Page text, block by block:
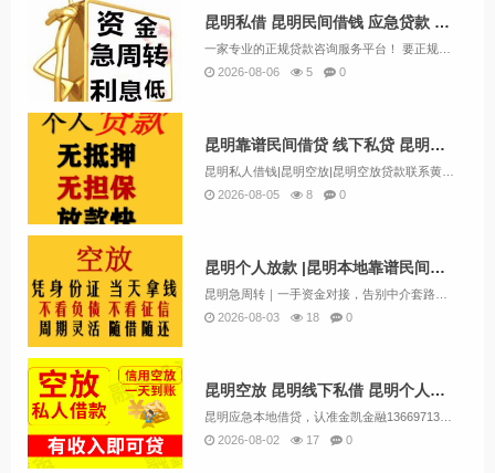
昆明私借 昆明民间借钱 应急贷款 费用透明24小时下款服务
2026-08-06
5 0
昆明靠谱民间借贷 线下私贷 昆明个人空放 上班族可借 无需抵押
2026-08-05
8 0
昆明个人放款 |昆明本地靠谱民间借贷 个人一手资金24小时下款
2026-08-03
18 0
昆明空放 昆明线下私借 昆明个人借钱好下款 24小时应急借钱
2026-08-02
17 0